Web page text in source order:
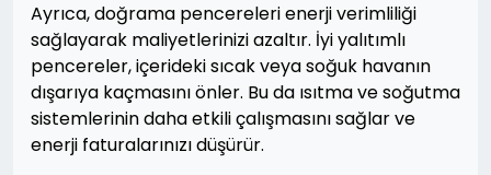
Ayrıca, doğrama pencereleri enerji verimliliği
sağlayarak maliyetlerinizi azaltır. İyi yalıtımlı
pencereler, içerideki sıcak veya soğuk havanın
dışarıya kaçmasını önler. Bu da ısıtma ve soğutma
sistemlerinin daha etkili çalışmasını sağlar ve
enerji faturalarınızı düşürür.